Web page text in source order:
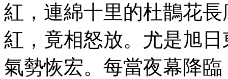
紅，連綿十里的杜鵲花
紅，竟相怒放。尤是旭
氣勢恢宏。每當夜幕降